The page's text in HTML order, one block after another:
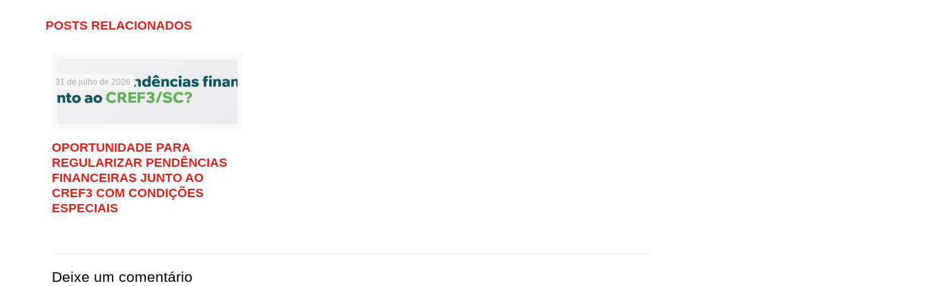
POSTS RELACIONADOS
31 de julho de 2026
OPORTUNIDADE PARA
REGULARIZAR PENDÊNCIAS
FINANCEIRAS JUNTO AO
CREF3 COM CONDIÇÕES
ESPECIAIS
Deixe um comentário